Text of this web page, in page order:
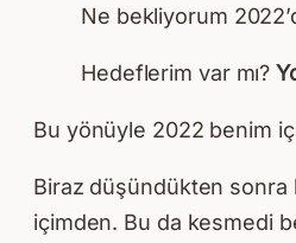
Ne bekliyorum
Hedeflerim var mı?
Bu yönüyle 2022 benim
Biraz düşündükten sonra
içimden. Bu da kesmedi